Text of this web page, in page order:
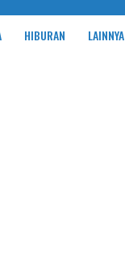
HIBURAN LAINNYA